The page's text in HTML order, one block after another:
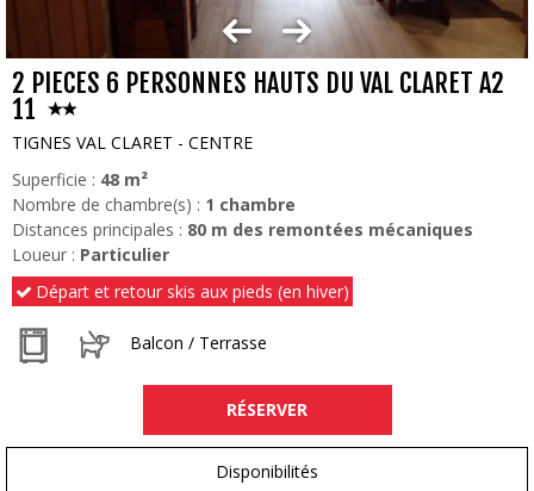
2 PIECES 6 PERSONNES HAUTS DU VAL CLARET A2
11
TIGNES VAL CLARET - CENTRE
Superficie : 48 m²
Nombre de chambre(s) : 1 chambre
Distances principales : 80 m des remontées mécaniques
Loueur : Particulier
Départ et retour skis aux pieds (en hiver)
Balcon / Terrasse
RÉSERVER
Disponibilités